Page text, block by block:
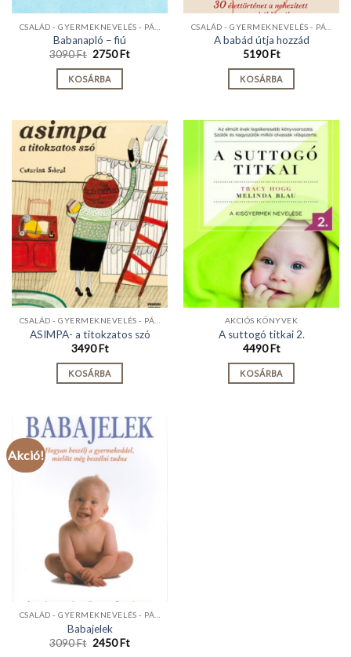
Babanapló – fiú
3090Ft Original
was:
3090 Ft.
2750FtCurrent
KOSÁRBA
A babád útja hozzád
5190Ft
KOSÁRBA
CSALÁD - GYERMEKNEVELÉS - PÁRKAPCSOLAT
ASIMPA- a titokzatos szó
3490Ft
KOSÁRBA
AKCIÓS KÖNYVEK
A suttogó titkai 2.
4490Ft
KOSÁRBA
Akció!
Babajelek
3090Ft Original
2450FtCurrent